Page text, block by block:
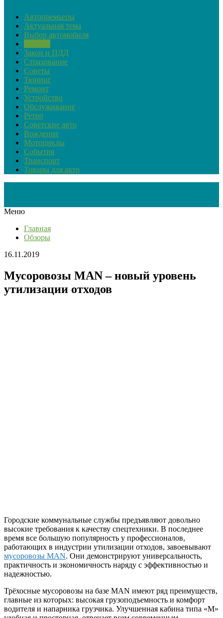
Автопремьеры
Актуальная тема
Выбор автомобиля
Закон и ПДД
Страхование
Советы
Тюнинг
Ремонт
Устройство
Обслуживание
Ретро
Советские авто
Вождение
Мотоциклы
События
Транспорт
Товары для авто
Меню
Главная
Обзоры
16.11.2019
Мусоровозы MAN – новый уровень
утилизации отходов
Городские коммунальные службы предъявляют довольно
высокие требования к качеству спецтехники. В последнее
время все большую популярность у профессионалов,
работающих в индустрии утилизации отходов, завоевывают
мусоровозы MAN. Они демонстрируют универсальность,
практичность и экономичность наряду с эффективностью и
надежностью.
Трёхосные мусоровозы на базе MAN имеют ряд преимуществ,
главные из которых: высокая грузоподъемность и комфорт
водителя и напарника грузчика. Улучшенная кабина типа «М»